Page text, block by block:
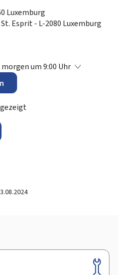
Luxemburg
Esprit - L-2080 Luxemburg
um 9:00 Uhr